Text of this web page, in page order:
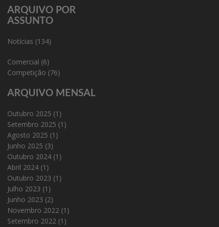
ARQUIVO POR
ASSUNTO
Notícias (134)
Comercial (6)
Competição (76)
ARQUIVO MENSAL
Outubro 2025 (1)
Setembro 2025 (1)
Agosto 2025 (1)
Junho 2025 (3)
Outubro 2024 (1)
Abril 2024 (1)
Outubro 2023 (1)
Julho 2023 (1)
Junho 2023 (2)
Novembro 2022 (1)
Setembro 2022 (1)